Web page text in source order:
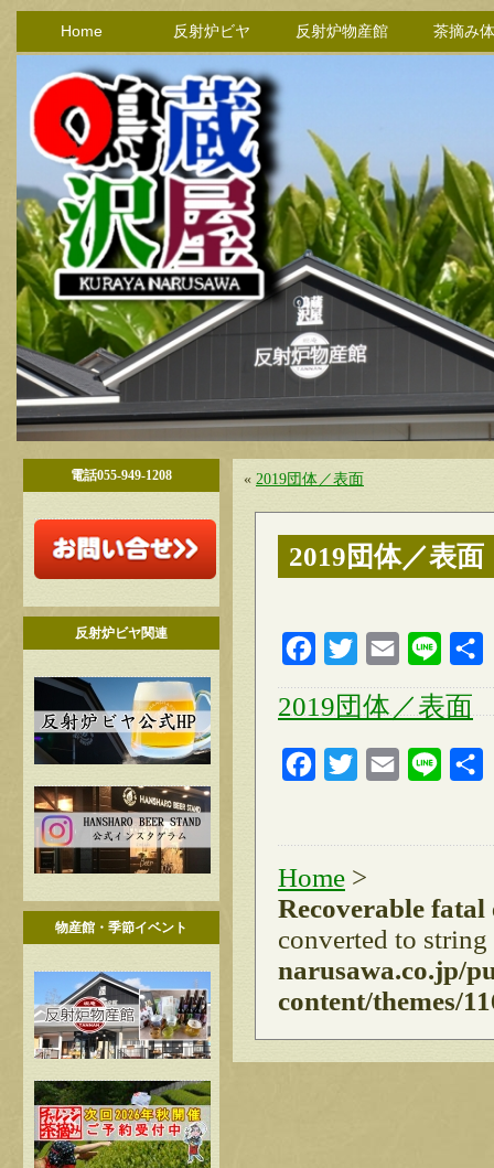
Home 反射炉ビヤ 反射炉物産館 茶摘み
電話055-949-1208
反射炉ビヤ関連
物産館・季節イベント
« 2019団体／表面
2019団体／表面
FacebookTwitter Email Line
2019団体／表面
FacebookTwitter Email Line
Home >
Recoverable
converted to
narusawa.co.jp/
content/themes/